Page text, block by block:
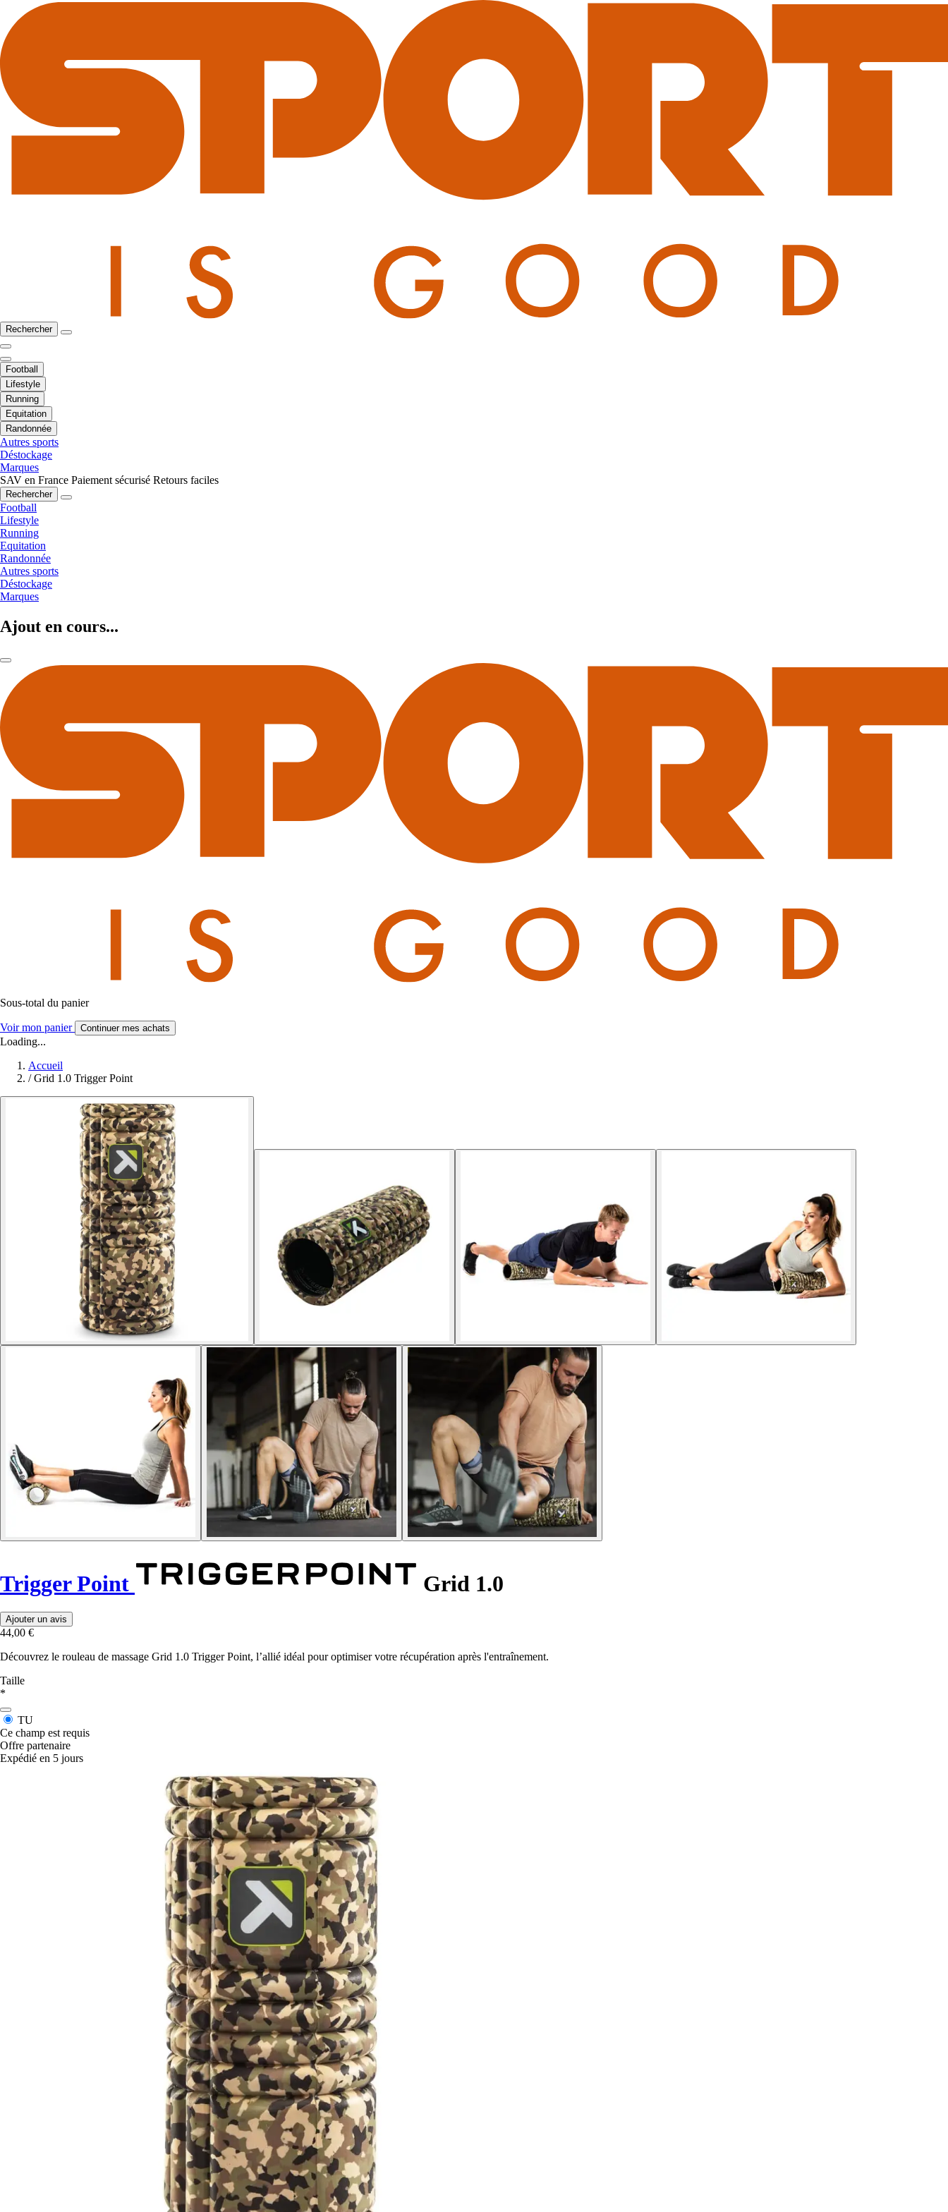
Rechercher
Football
Lifestyle
Running
Equitation
Randonnée
Autres sports
Déstockage
Marques
SAV en France Paiement sécurisé Retours faciles
Rechercher
Football
Lifestyle
Running
Equitation
Randonnée
Autres sports
Déstockage
Marques
Ajout en cours...
Sous-total du panier
Voir mon panier Continuer mes achats
Loading...
Accueil
/ Grid 1.0 Trigger Point
Trigger Point Grid 1.0
Ajouter un avis
44,00 €
Découvrez le rouleau de massage Grid 1.0 Trigger Point, l’allié idéal pour optimiser votre récupération après l'entraînement.
Taille
*
TU
Ce champ est requis
Offre partenaire
Expédié en 5 jours